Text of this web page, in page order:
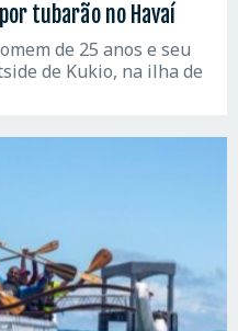
tubarão no Havaí
de 25 anos e seu
de Kukio, na ilha de